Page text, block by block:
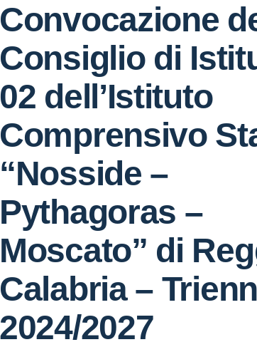
Convocazione
Consiglio di
02 dell’Istituto
Comprensivo
“Nosside –
Pythagoras –
Moscato” di
Calabria –
2024/2027